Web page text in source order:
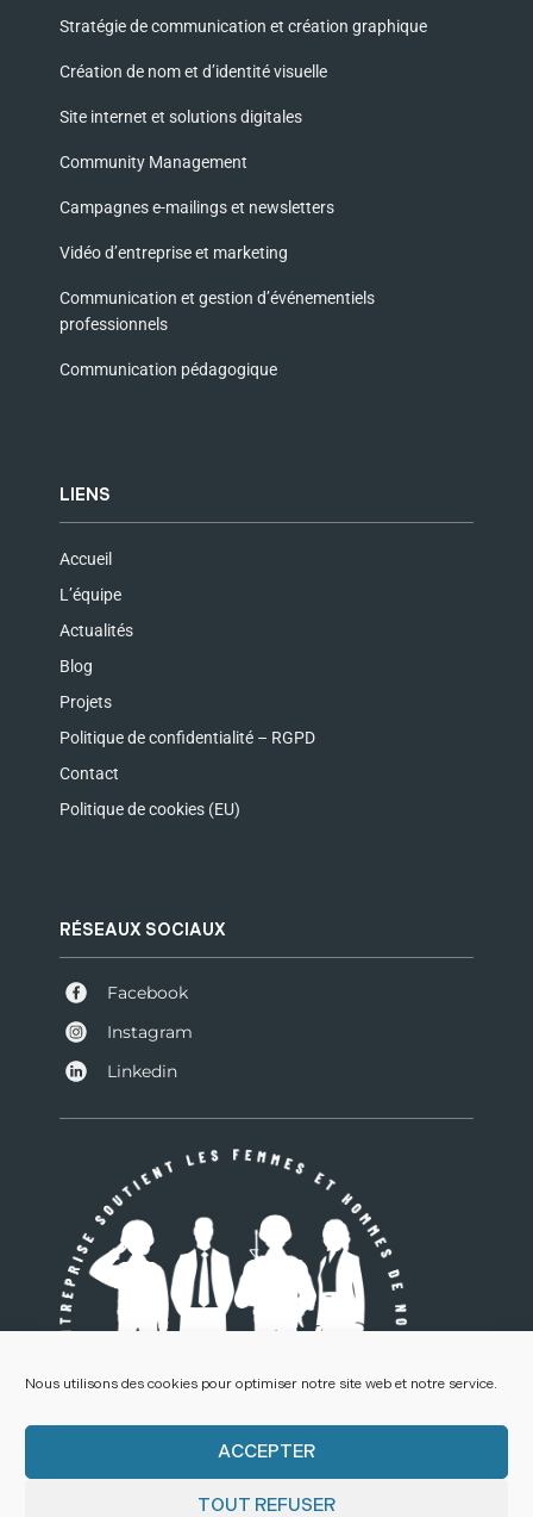
Nous utilisons des cookies pour optimiser notre site web et notre service.
ACCEPTER
TOUT REFUSER
Stratégie de communication et création graphique
Création de nom et d’identité visuelle
Site internet et solutions digitales
Community Management
Campagnes e-mailings et newsletters
Vidéo d’entreprise et marketing
Communication et gestion d’événementiels
professionnels
Communication pédagogique
LIENS
Accueil
L’équipe
Actualités
Blog
Projets
Politique de confidentialité – RGPD
Contact
Politique de cookies (EU)
RÉSEAUX SOCIAUX
Facebook
Instagram
Linkedin